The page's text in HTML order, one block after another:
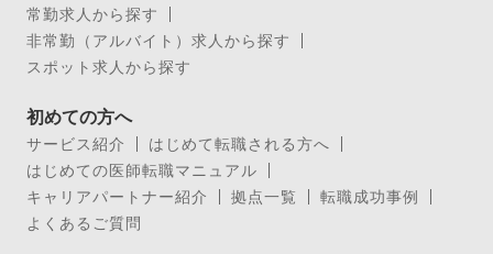
常勤求人から探す
非常勤（アルバイト）求人から探す
スポット求人から探す
初めての方へ
サービス紹介
はじめて転職される方へ
はじめての医師転職マニュアル
キャリアパートナー紹介
拠点一覧
転職成功事例
よくあるご質問